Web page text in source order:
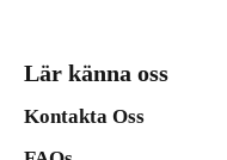
Lär känna oss
Kontakta Oss